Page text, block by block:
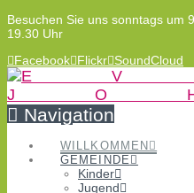
Besuchen Sie uns sonntags um
19.30 Uhr
Facebook Flickr SoundCloud
Navigation
WILLKOMMEN
GEMEINDE
Kinder
Jugend